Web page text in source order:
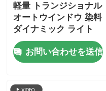
軽量 トランジショナル
オートウインドウ 染料
ダイナミック ライト
調整 フォトクロム 染
料 フィルム
お問い合わせを送信